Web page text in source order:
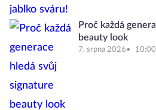
Proč každá
beauty look
7. srpna 2026 10:00